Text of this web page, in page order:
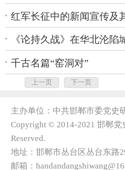
红军长征中的新闻宣传及
《论持久战》在华北沦陷
千古名篇“窑洞对”
上一页 下一页
主办单位：中共邯郸市委党史
Copyright © 2014-2021 邯郸党
Reserved.
地址：邯郸市丛台区丛台东路
邮箱：